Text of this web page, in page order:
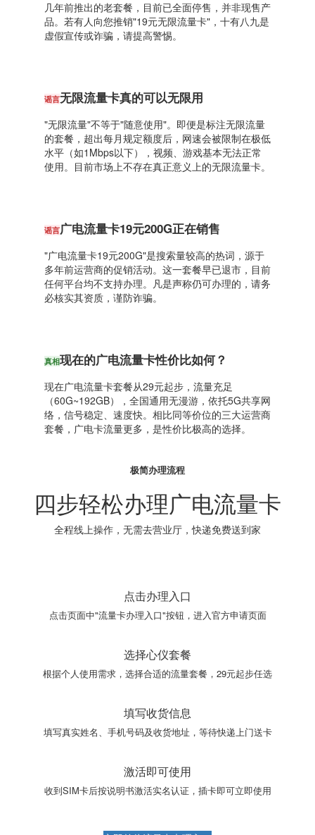
几年前推出的老套餐，目前已全面停售，并非现售产
品。若有人向您推销"19元无限流量卡"，十有八九是
虚假宣传或诈骗，请提高警惕。
谣言无限流量卡真的可以无限用
"无限流量"不等于"随意使用"。即便是标注无限流量
的套餐，超出每月规定额度后，网速会被限制在极低
水平（如1Mbps以下），视频、游戏基本无法正常
使用。目前市场上不存在真正意义上的无限流量卡。
谣言广电流量卡19元200G正在销售
"广电流量卡19元200G"是搜索量较高的热词，源于
多年前运营商的促销活动。这一套餐早已退市，目前
任何平台均不支持办理。凡是声称仍可办理的，请务
必核实其资质，谨防诈骗。
真相现在的广电流量卡性价比如何？
现在广电流量卡套餐从29元起步，流量充足
（60G~192GB），全国通用无漫游，依托5G共享网
络，信号稳定、速度快。相比同等价位的三大运营商
套餐，广电卡流量更多，是性价比极高的选择。
极简办理流程
四步轻松办理广电流量卡
全程线上操作，无需去营业厅，快递免费送到家
点击办理入口
点击页面中"流量卡办理入口"按钮，进入官方申请页面
选择心仪套餐
根据个人使用需求，选择合适的流量套餐，29元起步任选
填写收货信息
填写真实姓名、手机号码及收货地址，等待快递上门送卡
激活即可使用
收到SIM卡后按说明书激活实名认证，插卡即可立即使用